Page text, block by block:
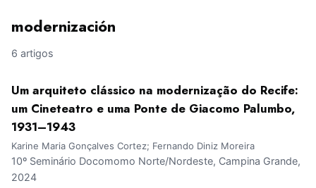
modernización
6 artigos
Um arquiteto clássico na modernização do Recife:
um Cineteatro e uma Ponte de Giacomo Palumbo,
1931–1943
Karine Maria Gonçalves Cortez; Fernando Diniz Moreira
10º Seminário Docomomo Norte/Nordeste, Campina Grande,
2024